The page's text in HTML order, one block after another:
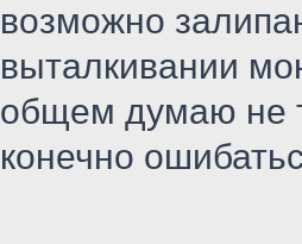
возможно
выталкивании
общем думаю не
конечно